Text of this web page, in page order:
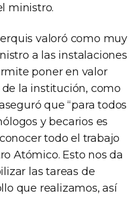
ministro.
valoró como muy
a las instalaciones
poner en valor
la institución, como
que “para todos
y becarios es
todo el trabajo
Atómico. Esto nos da
las tareas de
que realizamos, así